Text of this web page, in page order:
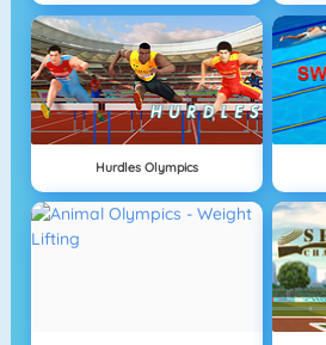
Hurdles Olympics